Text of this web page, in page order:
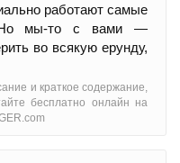
работают самые
Но мы-то с вами —
во всякую ерунду,
и краткое содержание,
бесплатно онлайн на